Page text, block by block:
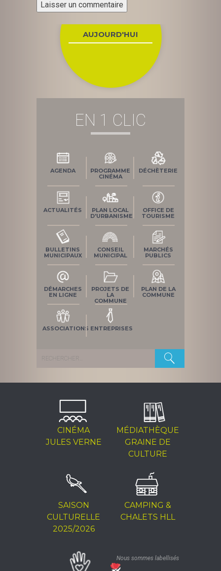
AUJOURD'HUI
EN 1 CLIC
AGENDA
PROGRAMME
CINÉMA
DÉCHÈTERIE
ACTUALITÉS
PLAN LOCAL
D'URBANISME
OFFICE DE
TOURISME
BULLETINS
MUNICIPAUX
CONSEIL
MUNICIPAL
MARCHÉS
PUBLICS
DÉMARCHES
EN LIGNE
PROJETS DE
LA
COMMUNE
PLAN DE LA
COMMUNE
ASSOCIATIONS ENTREPRISES
Rechercher :
CINÉMA
JULES VERNE
MÉDIATHÈQUE
GRAINE DE
CULTURE
SAISON
CULTURELLE
2025/2026
CAMPING &
CHALETS HLL
Nous sommes labellisés